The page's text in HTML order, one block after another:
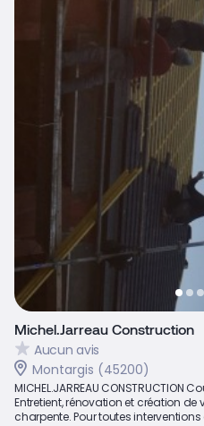
Michel.Jarreau Construction
Aucun avis
Montargis (45200)
MICHEL.JARREAU CONSTRUCTION
Entretient, rénovation et création de
charpente. Pour toutes